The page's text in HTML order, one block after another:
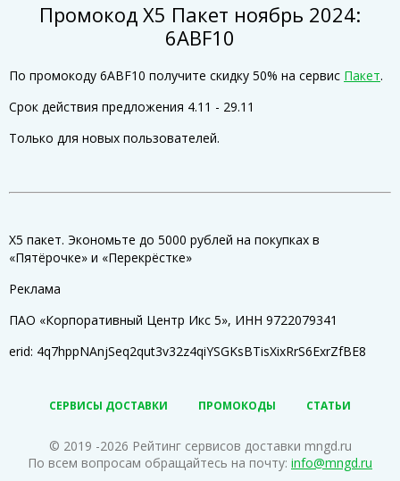
Промокод Х5 Пакет ноябрь 2024:
6ABF10
По промокоду 6ABF10 получите скидку 50% на сервис Пакет.
Срок действия предложения 4.11 - 29.11
Только для новых пользователей.
Х5 пакет. Экономьте до 5000 рублей на покупках в
«Пятёрочке» и «Перекрёстке»
Реклама
ПАО «Корпоративный Центр Икс 5», ИНН 9722079341
erid: 4q7hppNAnjSeq2qut3v32z4qiYSGKsBTisXixRrS6ExrZfBE8
СЕРВИСЫ ДОСТАВКИ ПРОМОКОДЫ СТАТЬИ
© 2019 -2026 Рейтинг сервисов доставки mngd.ru
По всем вопросам обращайтесь на почту: info@mngd.ru